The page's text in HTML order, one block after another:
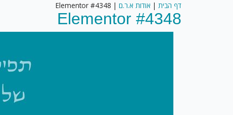
דף הבית | אודות א.ר.ם |
Elementor #4348
Elementor #4348